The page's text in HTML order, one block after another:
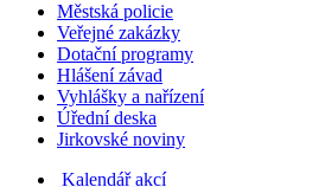
Městská policie
Veřejné zakázky
Dotační programy
Hlášení závad
Vyhlášky a nařízení
Úřední deska
Jirkovské noviny
Kalendář akcí